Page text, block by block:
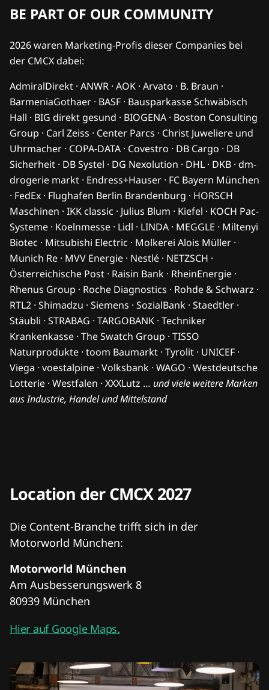
BE PART OF OUR COMMUNITY
2026 waren Marketing-Profis dieser Companies bei
der CMCX dabei:
AdmiralDirekt · ANWR · AOK · Arvato · B. Braun ·
BarmeniaGothaer · BASF · Bausparkasse Schwäbisch
Hall · BIG direkt gesund · BIOGENA · Boston Consulting
Group · Carl Zeiss · Center Parcs · Christ Juweliere und
Uhrmacher · COPA-DATA · Covestro · DB Cargo · DB
Sicherheit · DB Systel · DG Nexolution · DHL · DKB · dm-
drogerie markt · Endress+Hauser · FC Bayern München
· FedEx · Flughafen Berlin Brandenburg · HORSCH
Maschinen · IKK classic · Julius Blum · Kiefel · KOCH Pac-
Systeme · Koelnmesse · Lidl · LINDA · MEGGLE · Miltenyi
Biotec · Mitsubishi Electric · Molkerei Alois Müller ·
Munich Re · MVV Energie · Nestlé · NETZSCH ·
Österreichische Post · Raisin Bank · RheinEnergie ·
Rhenus Group · Roche Diagnostics · Rohde & Schwarz ·
RTL2 · Shimadzu · Siemens · SozialBank · Staedtler ·
Stäubli · STRABAG · TARGOBANK · Techniker
Krankenkasse · The Swatch Group · TISSO
Naturprodukte · toom Baumarkt · Tyrolit · UNICEF ·
Viega · voestalpine · Volksbank · WAGO · Westdeutsche
Lotterie · Westfalen · XXXLutz … und viele weitere Marken
aus Industrie, Handel und Mittelstand
Location der CMCX 2027
Die Content-Branche trifft sich in der
Motorworld München:
Motorworld München
Am Ausbesserungswerk 8
80939 München
Hier auf Google Maps.